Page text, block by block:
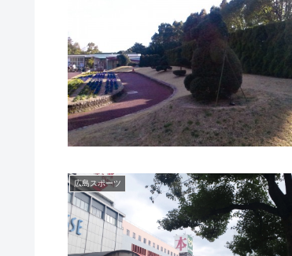
広島スポーツ